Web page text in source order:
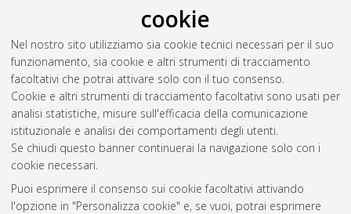
cookie
Nel nostro sito utilizziamo sia cookie tecnici necessari per il suo
funzionamento, sia cookie e altri strumenti di tracciamento
facoltativi che potrai attivare solo con il tuo consenso.
Cookie e altri strumenti di tracciamento facoltativi sono usati per
analisi statistiche, misure sull'efficacia della comunicazione
istituzionale e analisi dei comportamenti degli utenti.
Se chiudi questo banner continuerai la navigazione solo con i
cookie necessari.
Puoi esprimere il consenso sui cookie facoltativi attivando
l'opzione in "Personalizza cookie" e, se vuoi, potrai esprimere
Gestione del documento:
Atom
Rss 1.0